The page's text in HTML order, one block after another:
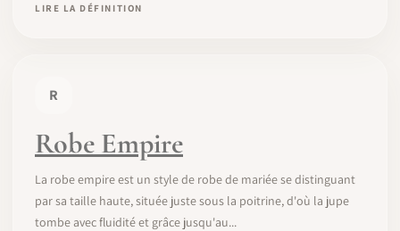
LIRE LA DÉFINITION
R
Robe Empire
La robe empire est un style de robe de mariée se distinguant
par sa taille haute, située juste sous la poitrine, d'où la jupe
tombe avec fluidité et grâce jusqu'au...